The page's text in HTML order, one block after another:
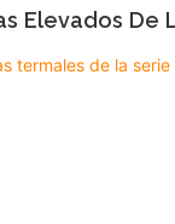
Elevados De